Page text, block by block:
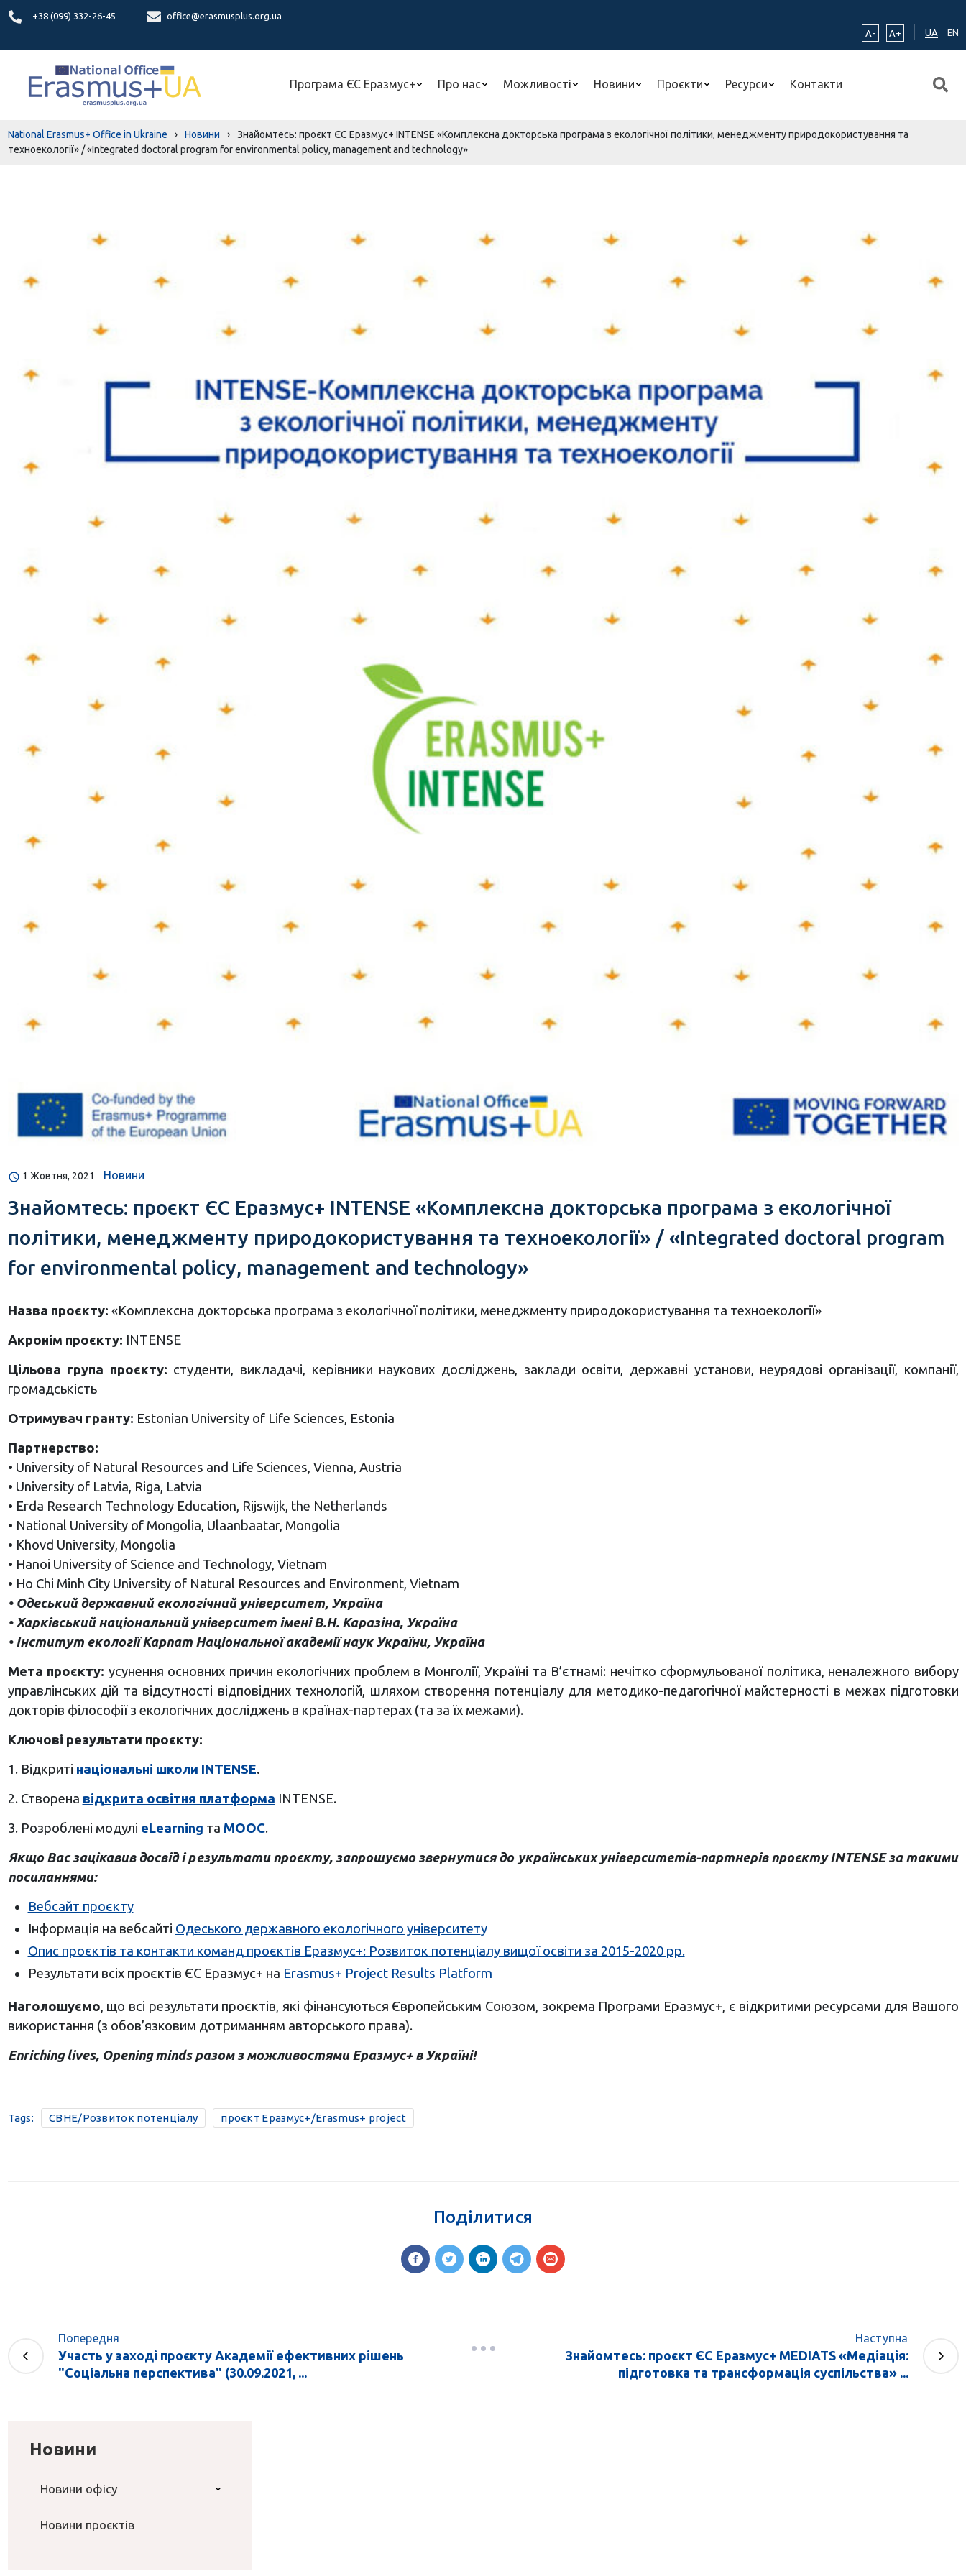
+38 (099) 332-26-45
office@erasmusplus.org.ua
A-
A+ UA EN
Програма ЄС Еразмус+ Про нас Можливості Новини Проєкти Ресурси Контакти
National Erasmus+ Office in Ukraine › Новини ›
Знайомтесь: проєкт ЄС Еразмус+ INTENSE «Комплексна докторська програма з екологічної політики, менеджменту природокористування та
техноекології» / «Integrated doctoral program for environmental policy, management and technology»
1 Жовтня, 2021 Новини
Знайомтесь: проєкт ЄС Еразмус+ INTENSE «Комплексна докторська програма з екологічної
політики, менеджменту природокористування та техноекології» / «Integrated doctoral program
for environmental policy, management and technology»
Назва проєкту: «Комплексна докторська програма з екологічної політики, менеджменту природокористування та техноекології»
Акронім проєкту: INTENSE
Цільова група проєкту: студенти, викладачі, керівники наукових досліджень, заклади освіти, державні установи, неурядові організації, компанії,
громадськість
Отримувач гранту: Estonian University of Life Sciences, Estonia
Партнерство:
• University of Natural Resources and Life Sciences, Vienna, Austria
• University of Latvia, Riga, Latvia
• Erda Research Technology Education, Rijswijk, the Netherlands
• National University of Mongolia, Ulaanbaatar, Mongolia
• Khovd University, Mongolia
• Hanoi University of Science and Technology, Vietnam
• Ho Chi Minh City University of Natural Resources and Environment, Vietnam
• Одеський державний екологічний університет, Україна
• Харківський національний університет імені В.Н. Каразіна, Україна
• Інститут екології Карпат Національної академії наук України, Україна
Мета проєкту: усунення основних причин екологічних проблем в Монголії, Україні та В’єтнамі: нечітко сформульованої політика, неналежного вибору
управлінських дій та відсутності відповідних технологій, шляхом створення потенціалу для методико-педагогічної майстерності в межах підготовки
докторів філософії з екологічних досліджень в країнах-партерах (та за їх межами).
Ключові результати проєкту:
1. Відкриті національні школи INTENSE.
2. Створена відкрита освітня платформа INTENSE.
3. Розроблені модулі eLearning та MOOC.
Якщо Вас зацікавив досвід і результати проєкту, запрошуємо звернутися до українських університетів-партнерів проєкту INTENSE за такими
посиланнями:
Вебсайт проєкту
Інформація на вебсайті Одеського державного екологічного університету
Опис проєктів та контакти команд проєктів Еразмус+: Розвиток потенціалу вищої освіти за 2015-2020 рр.
Результати всіх проєктів ЄС Еразмус+ на Erasmus+ Project Results Platform
Наголошуємо, що всі результати проєктів, які фінансуються Європейським Союзом, зокрема Програми Еразмус+, є відкритими ресурсами для Вашого
використання (з обов’язковим дотриманням авторського права).
Enriching lives, Opening minds разом з можливостями Еразмус+ в Україні!
Tags: CBHE/Розвиток потенціалу проєкт Еразмус+/Erasmus+ project
Поділитися
Попередня
Участь у заході проєкту Академії ефективних рішень
"Соціальна перспектива" (30.09.2021, ...
Наступна
Знайомтесь: проєкт ЄС Еразмус+ MEDIATS «Медіація:
підготовка та трансформація суспільства» ...
Новини
Новини офісу
Новини проєктів